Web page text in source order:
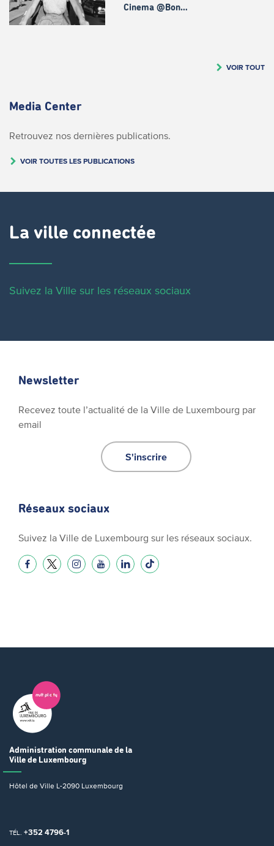
Cinema @Bon…
VOIR TOUT
Media Center
Retrouvez nos dernières publications.
VOIR TOUTES LES PUBLICATIONS
La ville connectée
Suivez la Ville sur les réseaux sociaux
Newsletter
Recevez toute l’actualité de la Ville de Luxembourg par
email
S'inscrire
Réseaux sociaux
Suivez la Ville de Luxembourg sur les réseaux sociaux.
Administration communale de la
Ville de Luxembourg
Hôtel de Ville L-2090 Luxembourg
TÉL. +352 4796-1